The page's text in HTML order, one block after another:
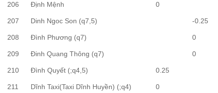
206 Định Mệnh 0
207 Dinh Ngoc Son (q7,5) -0.25
208 Đình Phương (q7) 0
209 Đinh Quang Thông (q7) 0
210 Đình Quyết (;q4,5) 0.25
211 Dĩnh Taxi(Taxi Dĩnh Huyền) (;q4) 0